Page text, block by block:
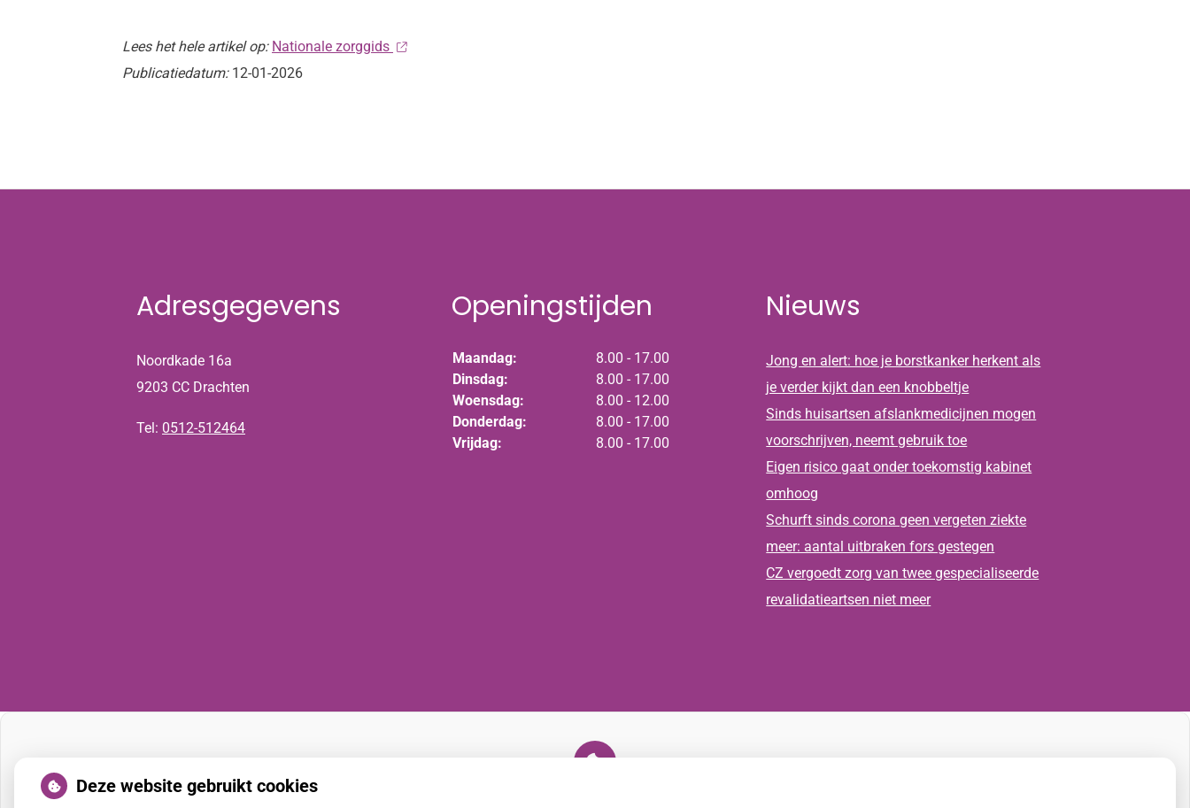
Lees het hele artikel op: Nationale zorggids
Publicatiedatum: 12-01-2026
Adresgegevens
Noordkade 16a
9203 CC Drachten
Tel: 0512-512464
Openingstijden
Maandag:
8.00 - 17.00
Dinsdag:
8.00 - 17.00
Woensdag:
8.00 - 12.00
Donderdag:
8.00 - 17.00
Vrijdag:
8.00 - 17.00
Nieuws
Jong en alert: hoe je borstkanker herkent als
je verder kijkt dan een knobbeltje
Sinds huisartsen afslankmedicijnen mogen
voorschrijven, neemt gebruik toe
Eigen risico gaat onder toekomstig kabinet
omhoog
Schurft sinds corona geen vergeten ziekte
meer: aantal uitbraken fors gestegen
CZ vergoedt zorg van twee gespecialiseerde
revalidatieartsen niet meer
Deze website gebruikt cookies